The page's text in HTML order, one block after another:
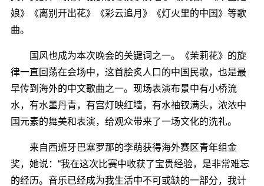
娘》《离别开出花》《彩云追月》《灯火里的中国》等歌
曲。
国风也成为本次晚会的关键词之一。《茉莉花》的旋
律一直回荡在会场中，这首脍炙人口的中国民歌，也是最
早传到海外的中文歌曲之一。现场表演布景中有小桥流
水，有水墨丹青，有宫灯映红墙，有水袖钗满头，浓浓中
国元素的舞美和表演，给观众带来了一场文化的洗礼。
来自西班牙巴塞罗那的李萌获得海外赛区青年组金
奖，她说：“我在这次比赛中收获了宝贵经验，是非常难忘
的经历。音乐已经成为我生活中不可或缺的一部分，我计